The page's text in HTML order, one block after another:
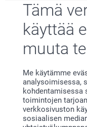
Tämä
käyttää
muuta
Me käytämme
analysoimisessa,
kohdentamisessa
toimintojen
verkkosivuston
sosiaalisen
tunnelmaasi ja
aidosti omaltasi.
rakastamallasi tavalla.